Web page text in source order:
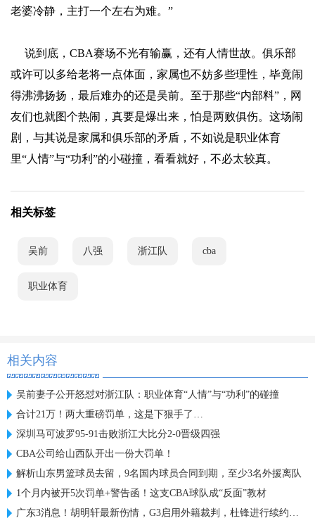
老婆冷静，主打一个左右为难。”
说到底，CBA赛场不光有输赢，还有人情世故。俱乐部
或许可以多给老将一点体面，家属也不妨多些理性，毕竟闹
得沸沸扬扬，最后难办的还是吴前。至于那些“内部料”，网
友们也就图个热闹，真要是爆出来，怕是两败俱伤。这场闹
剧，与其说是家属和俱乐部的矛盾，不如说是职业体育
里“人情”与“功利”的小碰撞，看看就好，不必太较真。
相关标签
吴前 八强 浙江队 cba
职业体育
相关内容
吴前妻子公开怒怼对浙江队：职业体育“人情”与“功利”的碰撞
合计21万！两大重磅罚单，这是下狠手了…
深圳马可波罗95-91击败浙江大比分2-0晋级四强
CBA公司给山西队开出一份大罚单！
解析山东男篮球员去留，9名国内球员合同到期，至少3名外援离队
1个月内被开5次罚单+警告函！这支CBA球队成“反面”教材
广东3消息！胡明轩最新伤情，G3启用外籍裁判，杜锋进行续约谈判